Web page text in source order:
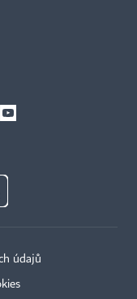
údajů